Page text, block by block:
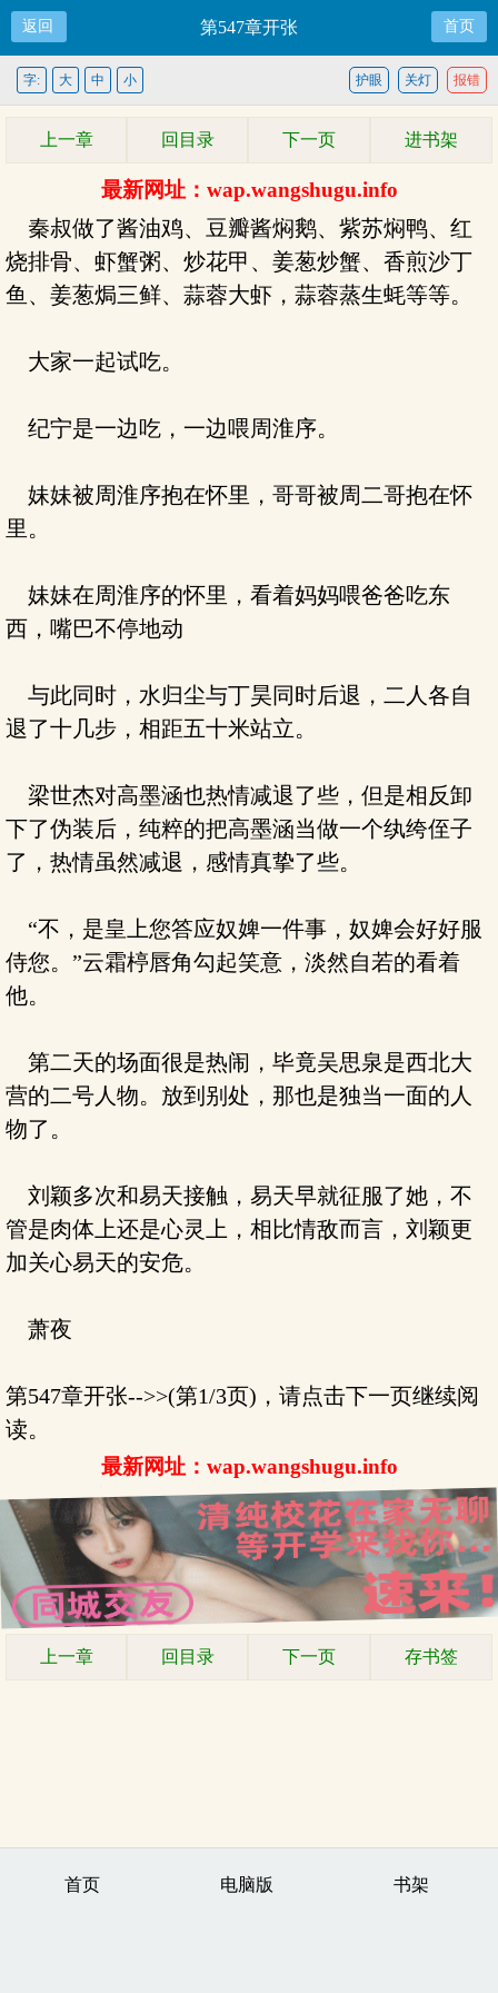
返回 第547章开张 首页
报错
关灯
护眼
字: 大 中 小
上一章 回目录 下一页 进书架
最新网址：wap.wangshugu.info
秦叔做了酱油鸡、豆瓣酱焖鹅、紫苏焖鸭、红
烧排骨、虾蟹粥、炒花甲、姜葱炒蟹、香煎沙丁
鱼、姜葱焗三鲜、蒜蓉大虾，蒜蓉蒸生蚝等等。
大家一起试吃。
纪宁是一边吃，一边喂周淮序。
妹妹被周淮序抱在怀里，哥哥被周二哥抱在怀
里。
妹妹在周淮序的怀里，看着妈妈喂爸爸吃东
西，嘴巴不停地动
与此同时，水归尘与丁昊同时后退，二人各自
退了十几步，相距五十米站立。
梁世杰对高墨涵也热情减退了些，但是相反卸
下了伪装后，纯粹的把高墨涵当做一个纨绔侄子
了，热情虽然减退，感情真挚了些。
“不，是皇上您答应奴婢一件事，奴婢会好好服
侍您。”云霜楟唇角勾起笑意，淡然自若的看着
他。
第二天的场面很是热闹，毕竟吴思泉是西北大
营的二号人物。放到别处，那也是独当一面的人
物了。
刘颖多次和易天接触，易天早就征服了她，不
管是肉体上还是心灵上，相比情敌而言，刘颖更
加关心易天的安危。
萧夜
第547章开张-->>(第1/3页)，请点击下一页继续阅
读。
最新网址：wap.wangshugu.info
上一章 回目录 下一页 存书签
首页 电脑版 书架